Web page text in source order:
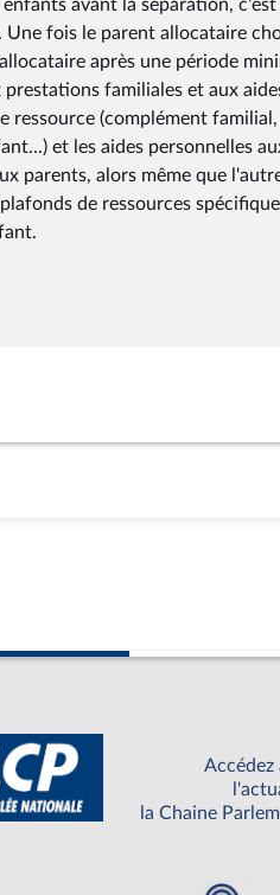
avant la séparation,
fois le parent allocataire
après une période
familiales et aux
ressource (complément
et les aides personnelles
parents, alors même que
de ressources
Accédez
la Chaine